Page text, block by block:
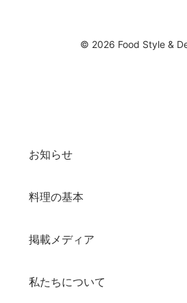
© 2026 Food Style &
お知らせ
料理の基本
掲載メディア
私たちについて